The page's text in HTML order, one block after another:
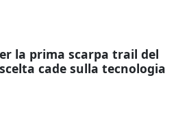
la prima scarpa trail del
cade sulla tecnologia